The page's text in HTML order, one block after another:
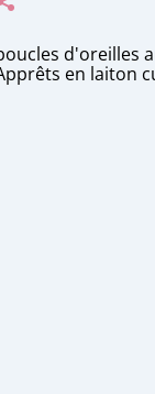
d'oreilles
en laiton